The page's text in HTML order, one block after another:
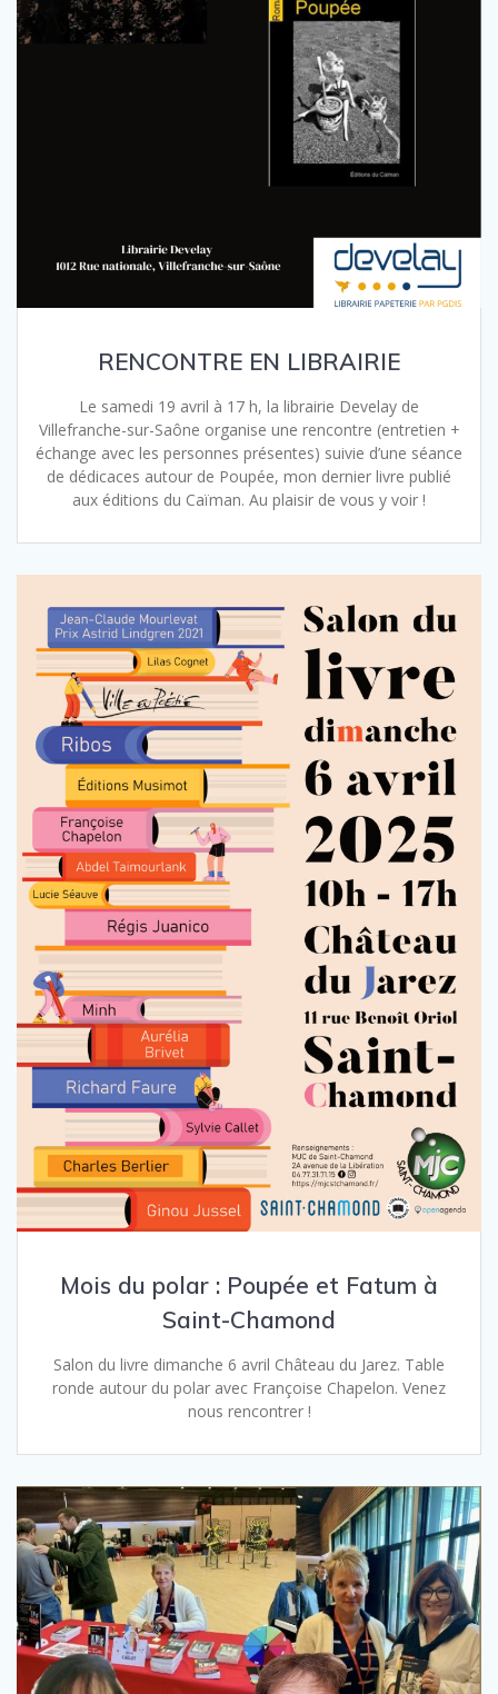
RENCONTRE EN LIBRAIRIE
Le samedi 19 avril à 17 h, la librairie Develay de
Villefranche-sur-Saône organise une rencontre (entretien +
échange avec les personnes présentes) suivie d’une séance
de dédicaces autour de Poupée, mon dernier livre publié
aux éditions du Caïman. Au plaisir de vous y voir !
Mois du polar : Poupée et Fatum à
Saint-Chamond
Salon du livre dimanche 6 avril Château du Jarez. Table
ronde autour du polar avec Françoise Chapelon. Venez
nous rencontrer !